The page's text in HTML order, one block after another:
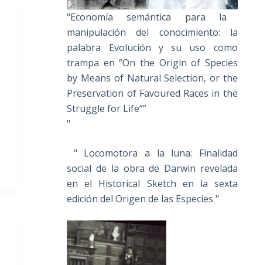
"Economía semántica para la
manipulación del conocimiento: la
palabra Evolución y su uso como
trampa en “On the Origin of Species
by Means of Natural Selection, or the
Preservation of Favoured Races in the
Struggle for Life””
"
" Locomotora a la luna: Finalidad
social de la obra de Darwin revelada
en el Historical Sketch en la sexta
edición del Origen de las Especies "